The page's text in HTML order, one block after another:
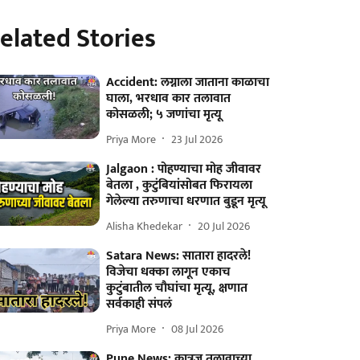
Stories
Accident: लग्नाला जाताना काळाचा
घाला, भरधाव कार तलावात
कोसळली; ५ जणांचा मृत्यू
Priya More 23 Jul 2026
Jalgaon : पोहण्याचा मोह जीवावर
बेतला , कुटुंबियांसोबत फिरायला
गेलेल्या तरुणाचा धरणात बुडून मृत्यू
Alisha Khedekar 20 Jul 2026
Satara News: सातारा हादरले!
विजेचा धक्का लागून एकाच
कुटुंबातील चौघांचा मृत्यू, क्षणात
सर्वकाही संपलं
Priya More 08 Jul 2026